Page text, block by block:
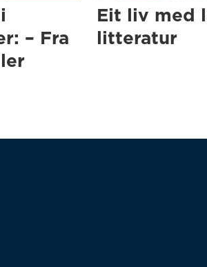
– Fra
Eit liv med
litteratur